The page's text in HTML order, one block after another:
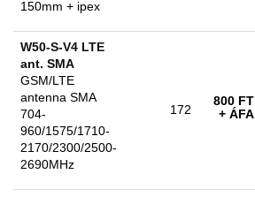
150mm + ipex
W50-S-V4 LTE
ant. SMA
GSM/LTE
antenna SMA
704-
960/1575/1710-
2170/2300/2500-
2690MHz
172
800 FT
+ ÁFA